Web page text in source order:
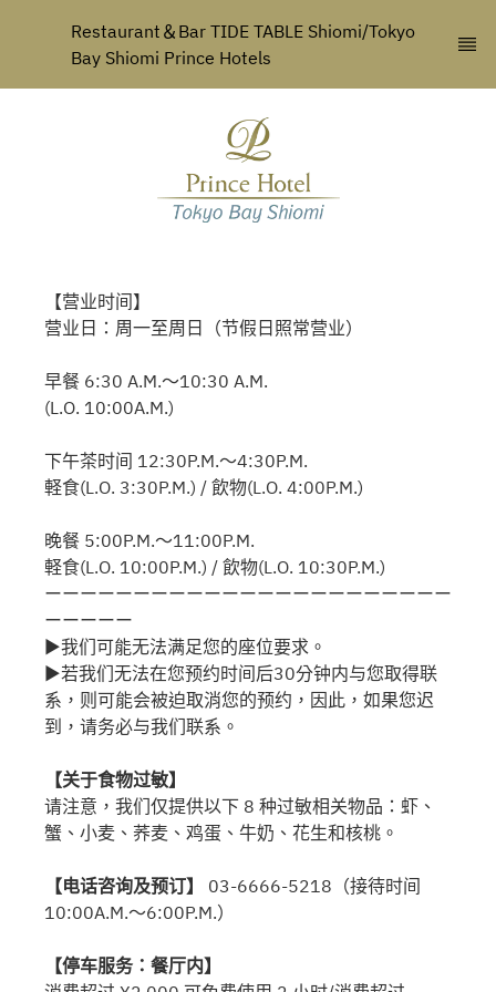
Restaurant＆Bar TIDE TABLE Shiomi/Tokyo
Bay Shiomi Prince Hotels
【营业时间】
营业日：周一至周日（节假日照常营业）
早餐 6:30 A.M.～10:30 A.M.
(L.O. 10:00A.M.)
下午茶时间 12:30P.M.～4:30P.M.
軽食(L.O. 3:30P.M.) / 飲物(L.O. 4:00P.M.)
晚餐 5:00P.M.～11:00P.M.
軽食(L.O. 10:00P.M.) / 飲物(L.O. 10:30P.M.)
ーーーーーーーーーーーーーーーーーーーーーーー
ーーーーー
▶我们可能无法满足您的座位要求。
▶若我们无法在您预约时间后30分钟内与您取得联
系，则可能会被迫取消您的预约，因此，如果您迟
到，请务必与我们联系。
【关于食物过敏】
请注意，我们仅提供以下 8 种过敏相关物品：虾、
蟹、小麦、荞麦、鸡蛋、牛奶、花生和核桃。
【电话咨询及预订】
03-6666-5218（接待时间
10:00A.M.～6:00P.M.）
【停车服务：餐厅内】